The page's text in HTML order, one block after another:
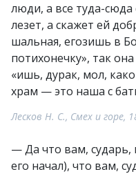
люди, а все туда-сюда
лезет, а скажет ей
шальная, егозишь в
потихонечку», так
«ишь, дурак, мол,
храм — это наша с
Лесков Н. С., Смех и горе,
— Да что вам, сударь,
его начал), что вам,